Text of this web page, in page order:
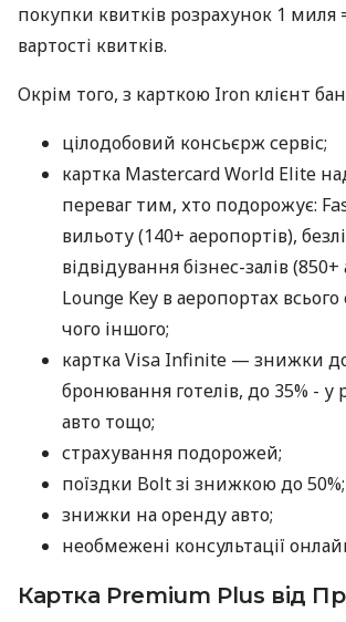
покупки квитків розрахунок 1 миля
вартості квитків.
Окрім того, з карткою Iron клієнт
цілодобовий консьєрж сервіс;
картка Mastercard World Elite
переваг тим, хто подорожує:
вильоту (140+ аеропортів),
відвідування бізнес-залів (850+
Lounge Key в аеропортах всього
чого іншого;
картка Visa Infinite — знижки
бронювання готелів, до 35% - у
авто тощо;
страхування подорожей;
поїздки Bolt зі знижкою до 50%;
знижки на оренду авто;
необмежені консультації
Картка Premium Plus від